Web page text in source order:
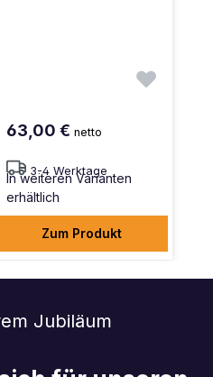
63,00 € netto
3-4 Werktage
In weiteren Varianten
erhältlich
Zum Produkt
Jubiläum